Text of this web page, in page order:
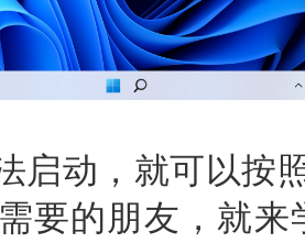
启动，就可以按
要的朋友，就